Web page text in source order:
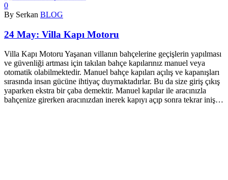
0
By Serkan BLOG
24 May: Villa Kapı Motoru
Villa Kapı Motoru Yaşanan villanın bahçelerine geçişlerin yapılması
ve güvenliği artması için takılan bahçe kapılarınız manuel veya
otomatik olabilmektedir. Manuel bahçe kapıları açılış ve kapanışları
sırasında insan gücüne ihtiyaç duymaktadırlar. Bu da size giriş çıkış
yaparken ekstra bir çaba demektir. Manuel kapılar ile aracınızla
bahçenize girerken aracınızdan inerek kapıyı açıp sonra tekrar iniş…